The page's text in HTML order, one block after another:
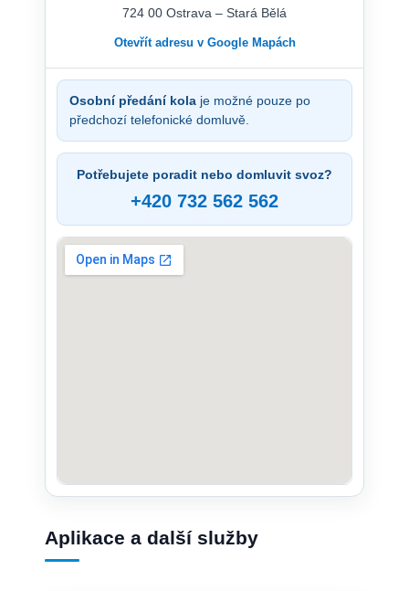
724 00 Ostrava – Stará Bělá
Otevřít adresu v Google Mapách
Osobní předání kola je možné pouze po
předchozí telefonické domluvě.
Potřebujete poradit nebo domluvit svoz?
+420 732 562 562
Aplikace a další služby